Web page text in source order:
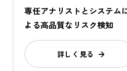
専任アナリストとシステム
よる高品質なリスク検知​
詳しく見る